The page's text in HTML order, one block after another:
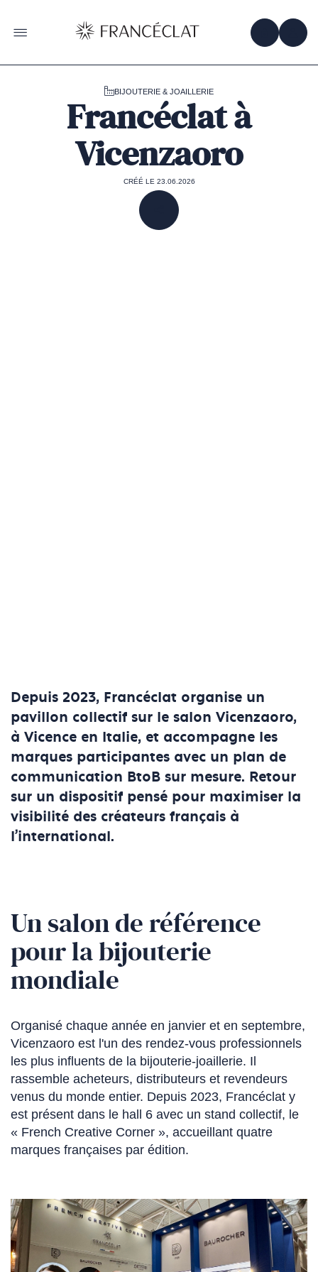
la
page
de
OBTENIR
BIJOUTERIE & JOAILLERIE
Francéclat à
Vicenzaoro
CRÉÉ LE 23.06.2026
PARTAGER
Depuis 2023, Francéclat organise un
pavillon collectif sur le salon Vicenzaoro,
à Vicence en Italie, et accompagne les
marques participantes avec un plan de
communication BtoB sur mesure. Retour
sur un dispositif pensé pour maximiser la
visibilité des créateurs français à
l'international.
Un salon de référence
pour la bijouterie
mondiale
Organisé chaque année en janvier et en septembre,
Vicenzaoro est l'un des rendez-vous professionnels
les plus influents de la bijouterie-joaillerie. Il
rassemble acheteurs, distributeurs et revendeurs
venus du monde entier. Depuis 2023, Francéclat y
est présent dans le hall 6 avec un stand collectif, le
« French Creative Corner », accueillant quatre
marques françaises par édition.